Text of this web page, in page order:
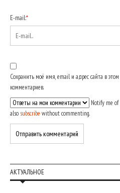
E-mail:*
Сохранить моё имя, email и адрес сайта в
комментариев.
Notify me of
also subscribe without commenting.
АКТУАЛЬНОЕ